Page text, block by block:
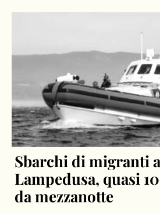
Sbarchi di migranti a
Lampedusa, quasi
da mezzanotte